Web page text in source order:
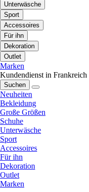
Unterwäsche
Sport
Accessoires
Für ihn
Dekoration
Outlet
Marken
Kundendienst in Frankreich
Suchen
Neuheiten
Bekleidung
Große Größen
Schuhe
Unterwäsche
Sport
Accessoires
Für ihn
Dekoration
Outlet
Marken